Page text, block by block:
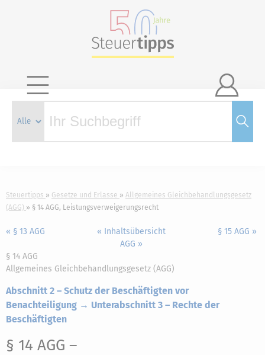

Steuertipps Gesetze und Erlasse
Allgemeines Gleichbehandlungsgesetz
(AGG)
§ 14 AGG, Leistungsverweigerungsrecht
« § 13 AGG
« Inhaltsübersicht
AGG »
§ 15 AGG »
§ 14 AGG
Allgemeines Gleichbehandlungsgesetz (AGG)
Abschnitt 2 – Schutz der Beschäftigten vor
Benachteiligung → Unterabschnitt 3 – Rechte der
Beschäftigten
§ 14 AGG –